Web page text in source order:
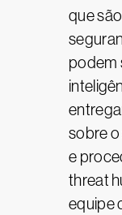
que
podem
sobre
e
threat
equipe